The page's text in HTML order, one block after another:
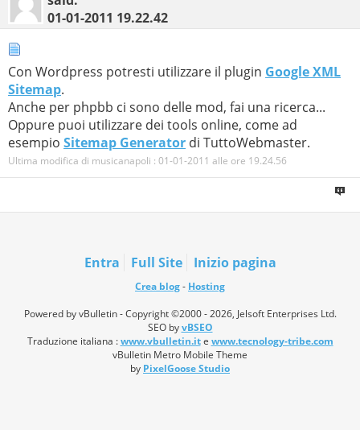
01-01-2011 19.22.42
Con Wordpress potresti utilizzare il plugin Google XML
Sitemap.
Anche per phpbb ci sono delle mod, fai una ricerca...
Oppure puoi utilizzare dei tools online, come ad
esempio Sitemap Generator di TuttoWebmaster.
Ultima modifica di musicanapoli : 01-01-2011 alle ore 19.24.56
Entra Full Site Inizio pagina
Crea blog- Hosting
Powered by vBulletin - Copyright ©2000 - 2026, Jelsoft Enterprises Ltd.
SEO byvBSEO
Traduzione italiana :www.vbulletin.ite www.tecnology-tribe.com
vBulletin Metro Mobile Theme
by PixelGoose Studio